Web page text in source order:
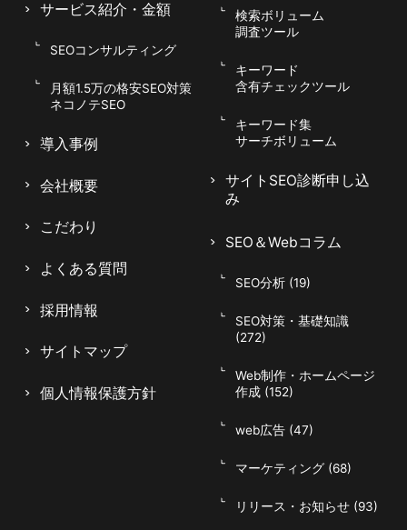
す。速報性が重視されるニュースでは、公開から
インデックスまでの時間短縮が流入に直結するた
め、サイトマップの整備は優先度の高い施策で
す。
認項目
Googleニュースに掲載されない、あるいは表示
が消えてしまった場合は、いくつかの観点で原因
を切り分けます。コンテンツポリシーへの抵触、
技術的なクロール・インデックスの不具合、発行
元情報の不備、品質の低い記事の量産などが代表
的な要因です。Search Consoleでインデックス
も併せて点検します。一時的な変動も多いため、
慌てず継続的にデータを確認しながら改善してい
サービス紹介 ・金額
SEOコンサルティング
月額1.5万の格安SEO対策
ネコノテSEO
導入事例
会社概要
こだわり
よくある質問
採用情報
サイトマップ
個人情報保護方針
検索ボリューム
調査ツール
キーワード
含有チェックツール
キーワード集
サーチボリューム
サイトSEO診断申し込
み
SEO＆Webコラム
SEO分析 (19)
SEO対策・基礎知識
(272)
Web制作・ホームページ
作成 (152)
web広告 (47)
マーケティング (68)
リリース・お知らせ (93)
AM9:30~PM8:00
申し込み